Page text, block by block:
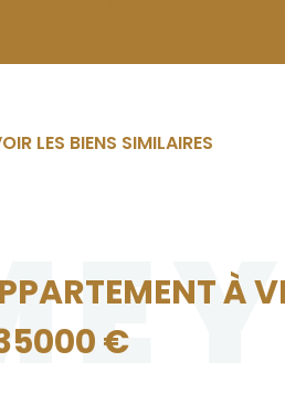
LES BIENS SIMILAIRES
À
€